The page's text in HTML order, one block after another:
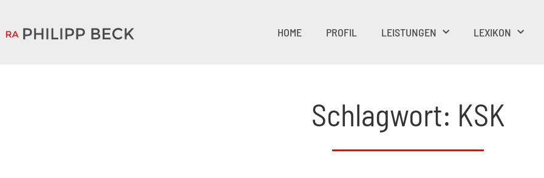
HOME PROFIL LEISTUNGEN LEXIKON
Schlagwort: KSK